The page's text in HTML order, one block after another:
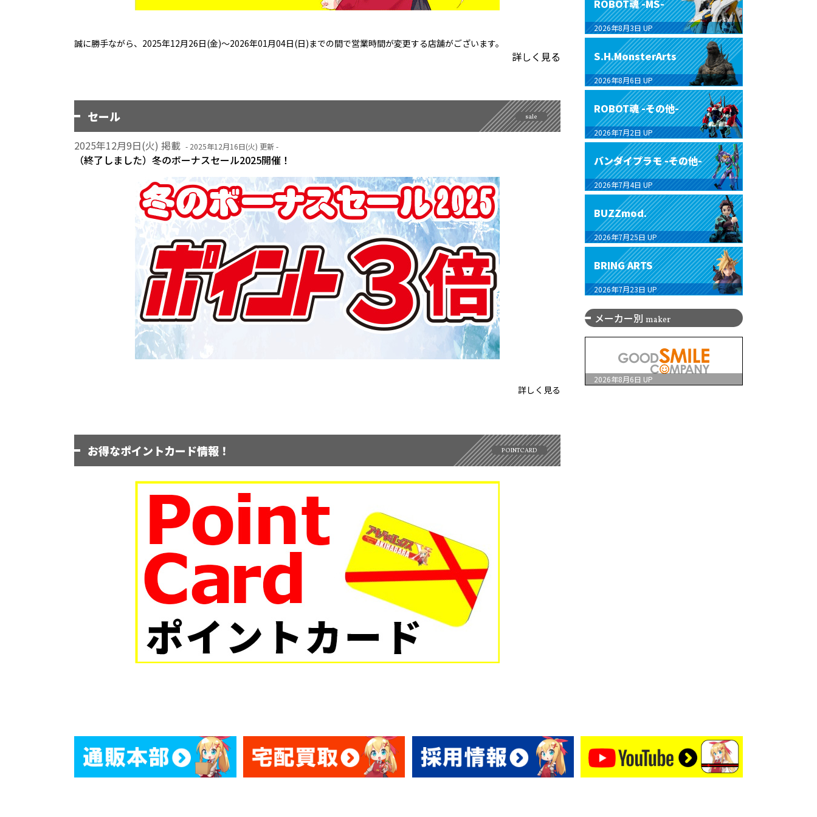
誠に勝手ながら、2025年12月26日(金)～2026年01月04日(日)までの間で営業時間が変更する店舗がございます。
詳しく見る
セール sale
2025年12月9日(火) 掲載 - 2025年12月16日(火) 更新 -
（終了しました）冬のボーナスセール2025開催！
詳しく見る
お得なポイントカード情報！ POINTCARD
ROBOT魂 -MS-
2026年8月3日 UP
S.H.MonsterArts
2026年8月6日 UP
ROBOT魂 -その他-
2026年7月2日 UP
バンダイプラモ -その他-
2026年7月4日 UP
BUZZmod.
2026年7月25日 UP
BRING ARTS
2026年7月23日 UP
メーカー別 maker
2026年8月6日 UP